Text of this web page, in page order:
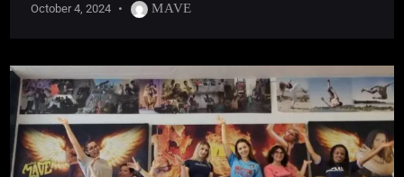
October 4, 2024 MAVE